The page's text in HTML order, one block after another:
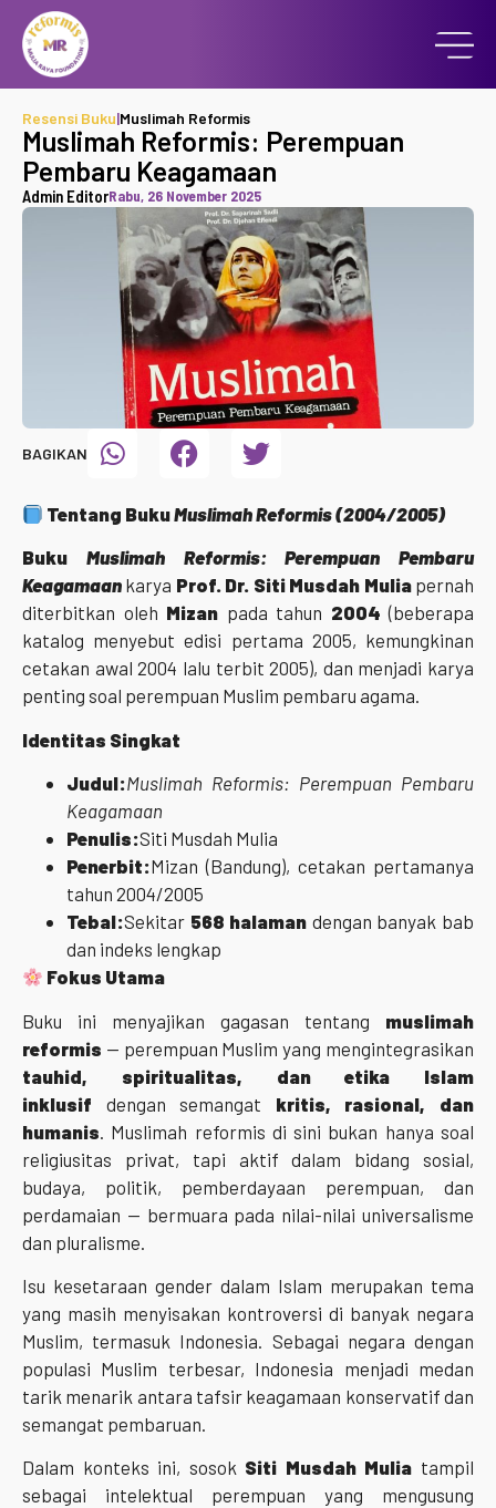
Resensi Buku|Muslimah Reformis
Muslimah Reformis: Perempuan
Pembaru Keagamaan
Admin EditorRabu, 26 November 2025
BAGIKAN
Tentang BukuMuslimah Reformis (2004/2005)
Buku Muslimah Reformis: Perempuan Pembaru
Keagamaan karya Prof. Dr. Siti Musdah Muliapernah
diterbitkan oleh Mizan pada tahun 2004 (beberapa
katalog menyebut edisi pertama 2005, kemungkinan
cetakan awal 2004 lalu terbit 2005), dan menjadi karya
penting soal perempuan Muslim pembaru agama.
Identitas Singkat
Judul:Muslimah Reformis: Perempuan Pembaru
Keagamaan
Penulis:Siti Musdah Mulia
Penerbit:Mizan (Bandung), cetakan pertamanya
tahun 2004/2005
Tebal:Sekitar 568 halaman dengan banyak bab
dan indeks lengkap
Fokus Utama
Buku ini menyajikan gagasan tentang muslimah
reformis — perempuan Muslim yang mengintegrasikan
tauhid, spiritualitas, dan etika Islam
inklusif dengan semangat kritis, rasional, dan
humanis . Muslimah reformis di sini bukan hanya soal
religiusitas privat, tapi aktif dalam bidang sosial,
budaya, politik, pemberdayaan perempuan, dan
perdamaian — bermuara pada nilai-nilai universalisme
dan pluralisme.
Isu kesetaraan gender dalam Islam merupakan tema
yang masih menyisakan kontroversi di banyak negara
Muslim, termasuk Indonesia. Sebagai negara dengan
populasi Muslim terbesar, Indonesia menjadi medan
tarik menarik antara tafsir keagamaan konservatif dan
semangat pembaruan.
Dalam konteks ini, sosok Siti Musdah Mulia tampil
sebagai intelektual perempuan yang mengusung